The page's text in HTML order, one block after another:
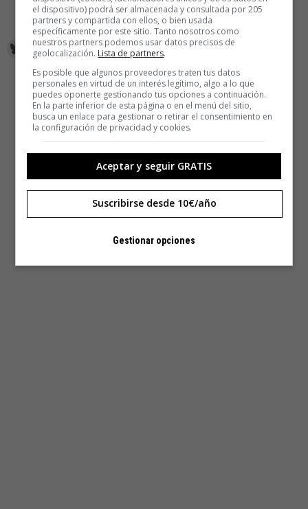
el dispositivo) podrá ser almacenada y consultada por 205
partners y compartida con ellos, o bien usada
específicamente por este sitio. Tanto nosotros como
nuestros partners podemos usar datos precisos de
geolocalización. Lista de partners.
Es posible que algunos proveedores traten tus datos
personales en virtud de un interés legítimo, algo a lo que
puedes oponerte gestionando tus opciones a continuación.
En la parte inferior de esta página o en el menú del sitio,
busca un enlace para gestionar o retirar el consentimiento en
la configuración de privacidad y cookies.
Aceptar y seguir GRATIS
Suscribirse desde 10€/año
Gestionar opciones